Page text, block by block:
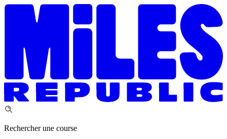
Rechercher une course